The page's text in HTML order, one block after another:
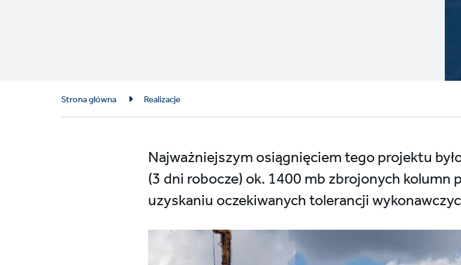
Breadcrumb
Strona główna Realizacje
Najważniejszym osiągnięciem tego projektu
(3 dni robocze) ok. 1400 mb zbrojonych kolumn
uzyskaniu oczekiwanych tolerancji